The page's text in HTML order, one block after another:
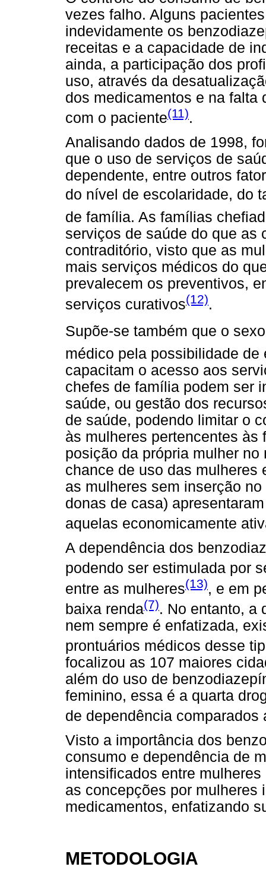
vezes falho. Alguns
indevidamente os
receitas e a capacidade de
ainda, a participação dos
uso, através da
dos medicamentos e na falta
com o paciente(11).
Analisando dados de 1998,
que o uso de serviços de
dependente, entre outros
do nível de escolaridade, do
de família. As famílias
serviços de saúde do que as
contraditório, visto que as
mais serviços médicos do
prevalecem os preventivos,
serviços curativos(12).
Supõe-se também que o sexo
médico pela possibilidade
capacitam o acesso aos
chefes de família podem ser
saúde, ou gestão dos
de saúde, podendo limitar o
às mulheres pertencentes
posição da própria mulher
chance de uso das mulheres
as mulheres sem inserção
donas de casa)
aquelas economicamente
A dependência dos
podendo ser estimulada por
entre as mulheres(13), e em
baixa renda(7). No entanto, a
nem sempre é enfatizada,
prontuários médicos desse
focalizou as 107 maiores
além do uso de
feminino, essa é a quarta
de dependência comparados
Visto a importância dos
consumo e dependência de
intensificados entre
as concepções por mulheres
medicamentos, enfatizando
METODOLOGIA